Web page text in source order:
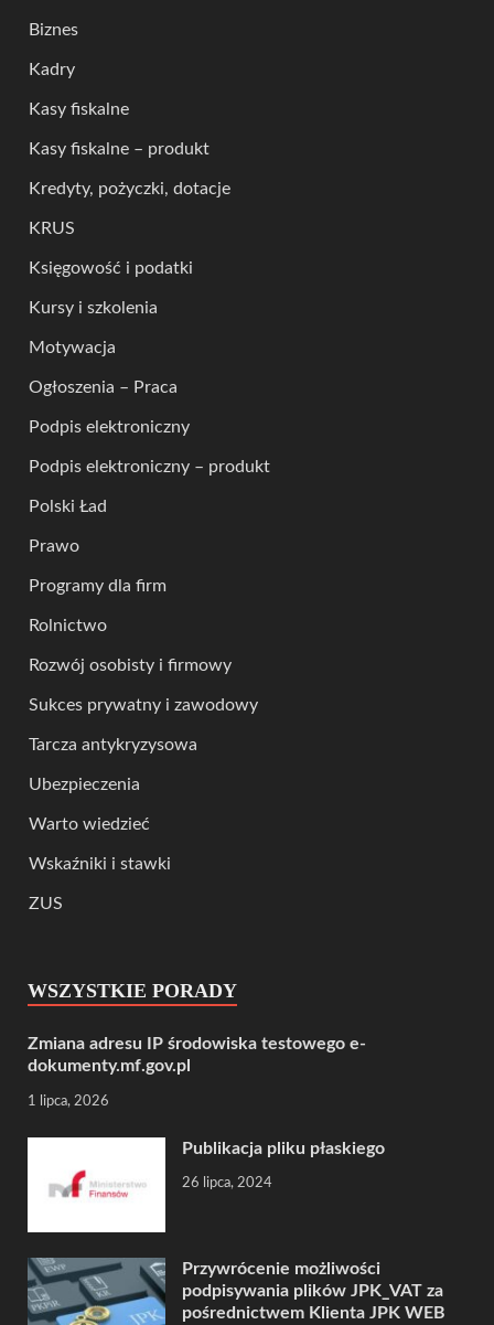
Biznes
Kadry
Kasy fiskalne
Kasy fiskalne – produkt
Kredyty, pożyczki, dotacje
KRUS
Księgowość i podatki
Kursy i szkolenia
Motywacja
Ogłoszenia – Praca
Podpis elektroniczny
Podpis elektroniczny – produkt
Polski Ład
Prawo
Programy dla firm
Rolnictwo
Rozwój osobisty i firmowy
Sukces prywatny i zawodowy
Tarcza antykryzysowa
Ubezpieczenia
Warto wiedzieć
Wskaźniki i stawki
ZUS
WSZYSTKIE PORADY
Zmiana adresu IP środowiska testowego e-
dokumenty.mf.gov.pl
1 lipca, 2026
Publikacja pliku płaskiego
26 lipca, 2024
Przywrócenie możliwości
podpisywania plików JPK_VAT za
pośrednictwem Klienta JPK WEB